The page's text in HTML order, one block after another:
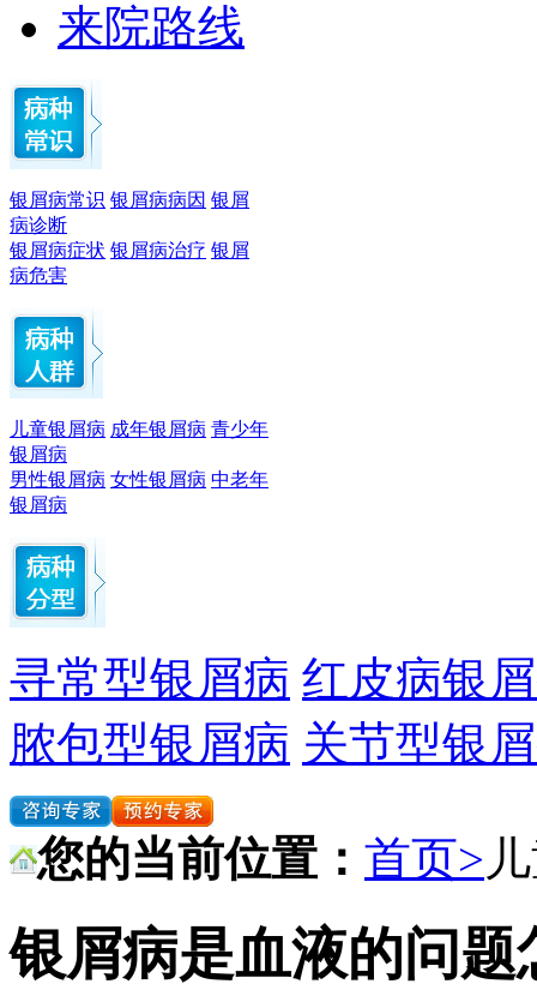
来院路线
银屑病常识 银屑病病因 银屑
病诊断
银屑病症状 银屑病治疗 银屑
病危害
儿童银屑病 成年银屑病 青少年
银屑病
男性银屑病 女性银屑病 中老年
银屑病
寻常型银屑病 红皮病银
脓包型银屑病 关节型银
您的当前位置： 首页>
银屑病是血液的问题